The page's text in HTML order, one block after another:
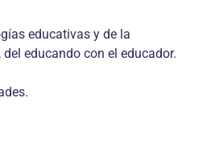
educativas y de la
educando con el educador.